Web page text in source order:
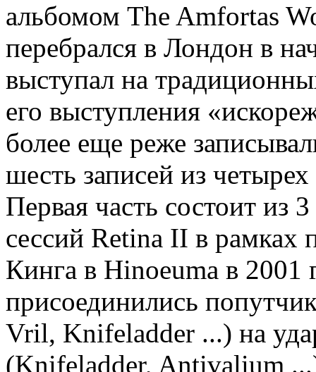
альбомом The Amfortas
перебрался в Лондон в
выступал на
его выступления
более еще реже
шесть записей из
Первая часть состоит из
сессий Retina II в рамках
Кинга в Hinoeuma в 2001
присоединились
Vril, Knifeladder ...) на
(Knifeladder, Antivalium